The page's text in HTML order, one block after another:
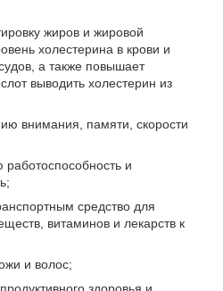
жиров и жировой
холестерина в крови и
а также повышает
выводить холестерин из
внимания, памяти, скорости
и
средство для
витаминов и лекарств к
и волос;